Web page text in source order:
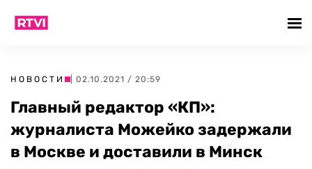
НОВОСТИ | 02.10.2021 / 20:59
Главный редактор «КП»:
журналиста Можейко задержали
в Москве и доставили в Минск